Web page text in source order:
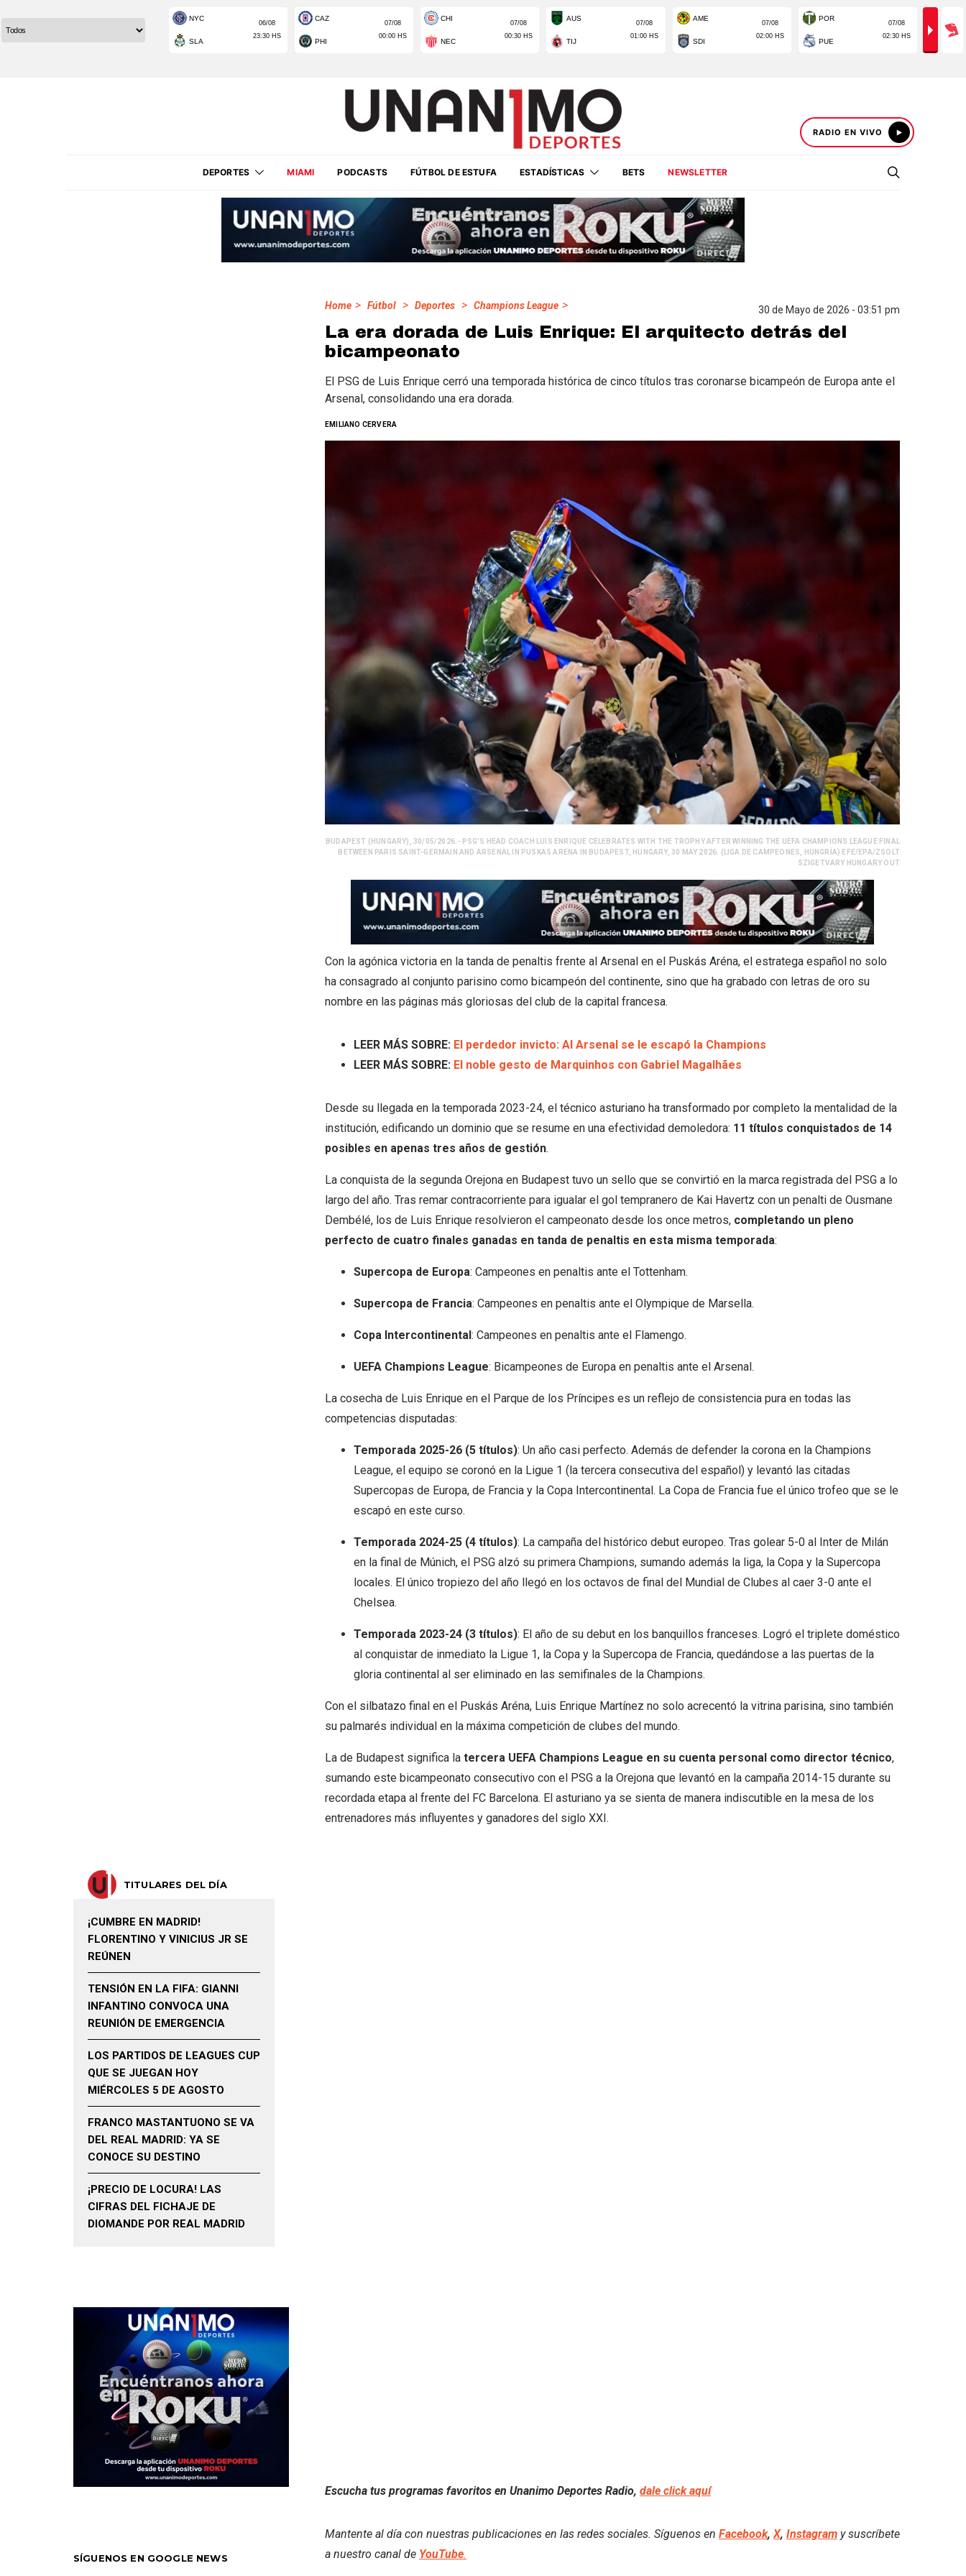
RADIO EN VIVO
DEPORTES MIAMI PODCASTS FÚTBOL DE ESTUFA ESTADÍSTICAS BETS NEWSLETTER
Home > Fútbol > Deportes > Champions League > 30 de Mayo de 2026 - 03:51 pm
La era dorada de Luis Enrique: El arquitecto detrás del
bicampeonato
El PSG de Luis Enrique cerró una temporada histórica de cinco títulos tras coronarse bicampeón de Europa ante el
Arsenal, consolidando una era dorada.
EMILIANO CERVERA
BUDAPEST (HUNGARY), 30/05/2026.- PSG’S HEAD COACH LUIS ENRIQUE CELEBRATES WITH THE TROPHY AFTER WINNING THE UEFA CHAMPIONS LEAGUE FINAL
BETWEEN PARIS SAINT-GERMAIN AND ARSENAL IN PUSKAS ARENA IN BUDAPEST, HUNGARY, 30 MAY 2026. (LIGA DE CAMPEONES, HUNGRÍA) EFE/EPA/ZSOLT
SZIGETVARY HUNGARY OUT
Con la agónica victoria en la tanda de penaltis frente al Arsenal en el Puskás Aréna, el estratega español no solo
ha consagrado al conjunto parisino como bicampeón del continente, sino que ha grabado con letras de oro su
nombre en las páginas más gloriosas del club de la capital francesa.
LEER MÁS SOBRE: El perdedor invicto: Al Arsenal se le escapó la Champions
LEER MÁS SOBRE: El noble gesto de Marquinhos con Gabriel Magalhães
Desde su llegada en la temporada 2023-24, el técnico asturiano ha transformado por completo la mentalidad de la
institución, edificando un dominio que se resume en una efectividad demoledora: 11 títulos conquistados de 14
posibles en apenas tres años de gestión.
La conquista de la segunda Orejona en Budapest tuvo un sello que se convirtió en la marca registrada del PSG a lo
largo del año. Tras remar contracorriente para igualar el gol tempranero de Kai Havertz con un penalti de Ousmane
Dembélé, los de Luis Enrique resolvieron el campeonato desde los once metros, completando un pleno
perfecto de cuatro finales ganadas en tanda de penaltis en esta misma temporada:
Supercopa de Europa: Campeones en penaltis ante el Tottenham.
Supercopa de Francia: Campeones en penaltis ante el Olympique de Marsella.
Copa Intercontinental: Campeones en penaltis ante el Flamengo.
UEFA Champions League: Bicampeones de Europa en penaltis ante el Arsenal.
La cosecha de Luis Enrique en el Parque de los Príncipes es un reflejo de consistencia pura en todas las
competencias disputadas:
Temporada 2025-26 (5 títulos): Un año casi perfecto. Además de defender la corona en la Champions
League, el equipo se coronó en la Ligue 1 (la tercera consecutiva del español) y levantó las citadas
Supercopas de Europa, de Francia y la Copa Intercontinental. La Copa de Francia fue el único trofeo que se le
escapó en este curso.
Temporada 2024-25 (4 títulos): La campaña del histórico debut europeo. Tras golear 5-0 al Inter de Milán
en la final de Múnich, el PSG alzó su primera Champions, sumando además la liga, la Copa y la Supercopa
locales. El único tropiezo del año llegó en los octavos de final del Mundial de Clubes al caer 3-0 ante el
Chelsea.
Temporada 2023-24 (3 títulos): El año de su debut en los banquillos franceses. Logró el triplete doméstico
al conquistar de inmediato la Ligue 1, la Copa y la Supercopa de Francia, quedándose a las puertas de la
gloria continental al ser eliminado en las semifinales de la Champions.
Con el silbatazo final en el Puskás Aréna, Luis Enrique Martínez no solo acrecentó la vitrina parisina, sino también
su palmarés individual en la máxima competición de clubes del mundo.
La de Budapest significa la tercera UEFA Champions League en su cuenta personal como director técnico,
sumando este bicampeonato consecutivo con el PSG a la Orejona que levantó en la campaña 2014-15 durante su
recordada etapa al frente del FC Barcelona. El asturiano ya se sienta de manera indiscutible en la mesa de los
entrenadores más influyentes y ganadores del siglo XXI.
Escucha tus programas favoritos en Unanimo Deportes Radio, dale click aquí
Mantente al día con nuestras publicaciones en las redes sociales. Síguenos en Facebook, X, Instagram y suscríbete
a nuestro canal de YouTube.
TITULARES DEL DÍA
¡CUMBRE EN MADRID!
FLORENTINO Y VINICIUS JR SE
REÚNEN
TENSIÓN EN LA FIFA: GIANNI
INFANTINO CONVOCA UNA
REUNIÓN DE EMERGENCIA
LOS PARTIDOS DE LEAGUES CUP
QUE SE JUEGAN HOY
MIÉRCOLES 5 DE AGOSTO
FRANCO MASTANTUONO SE VA
DEL REAL MADRID: YA SE
CONOCE SU DESTINO
¡PRECIO DE LOCURA! LAS
CIFRAS DEL FICHAJE DE
DIOMANDE POR REAL MADRID
SÍGUENOS EN GOOGLE NEWS